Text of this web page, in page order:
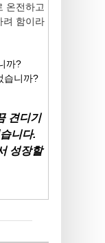
온전하고
려 함이라
까?
습니까?
견디기
니다.
성장할